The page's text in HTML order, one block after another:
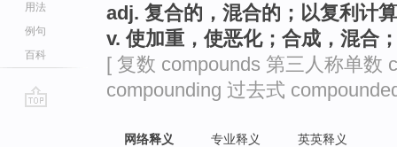
用法
例句
百科
adj. 复合的，混合的；以复利计
v. 使加重，使恶化；合成，混合
[ 复数 compounds 第三人称单数
compounding 过去式
网络释义 专业释义 英英释义